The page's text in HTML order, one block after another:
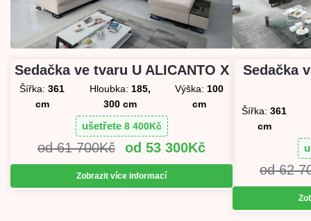
Sedačka ve tvaru U ALICANTO X
Šířka: 361
cm
Hloubka: 185,
300 cm
Výška: 100
cm
ušetřete 8 400Kč
61 700Kč 53 300Kč
Zobrazit více informací
Sedačka
Šířka: 361
cm
62